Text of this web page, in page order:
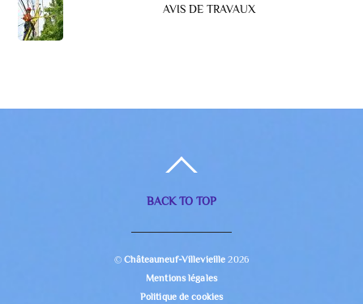
AVIS DE TRAVAUX
BACK TO TOP
©Châteauneuf-Villevieille 2026
Mentions légales
Politique de cookies